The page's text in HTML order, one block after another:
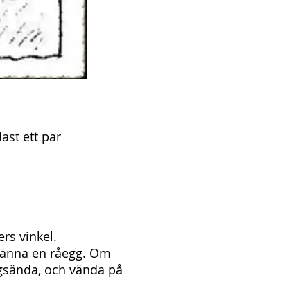
ett par
vinkel.
en råegg. Om
och vända på